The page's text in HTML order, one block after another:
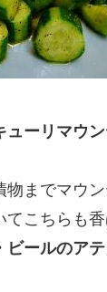
ューリマウ
までマウン
てこちらも香
ビールのアテ